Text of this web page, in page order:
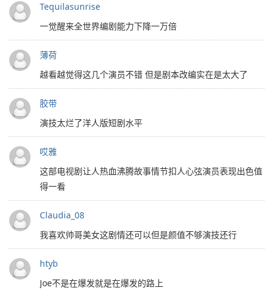
Tequilasunrise
一觉醒来全世界编剧能力下降一万倍
薄荷
越看越觉得这几个演员不错 但是剧本改编实在是太大了
胶带
演技太烂了洋人版短剧水平
哎雅
这部电视剧让人热血沸腾故事情节扣人心弦演员表现出色值
得一看
Claudia_08
我喜欢帅哥美女这剧情还可以但是颜值不够演技还行
htyb
Joe不是在爆发就是在爆发的路上